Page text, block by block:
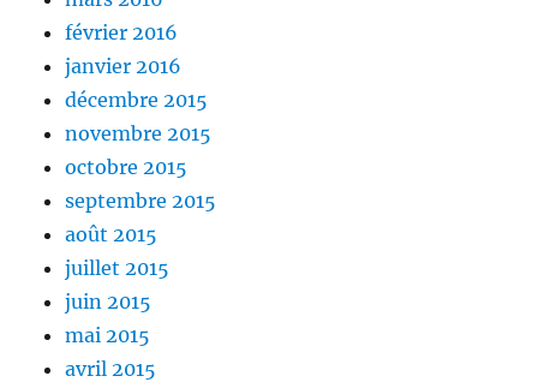
février 2016
janvier 2016
décembre 2015
novembre 2015
octobre 2015
septembre 2015
août 2015
juillet 2015
juin 2015
mai 2015
avril 2015